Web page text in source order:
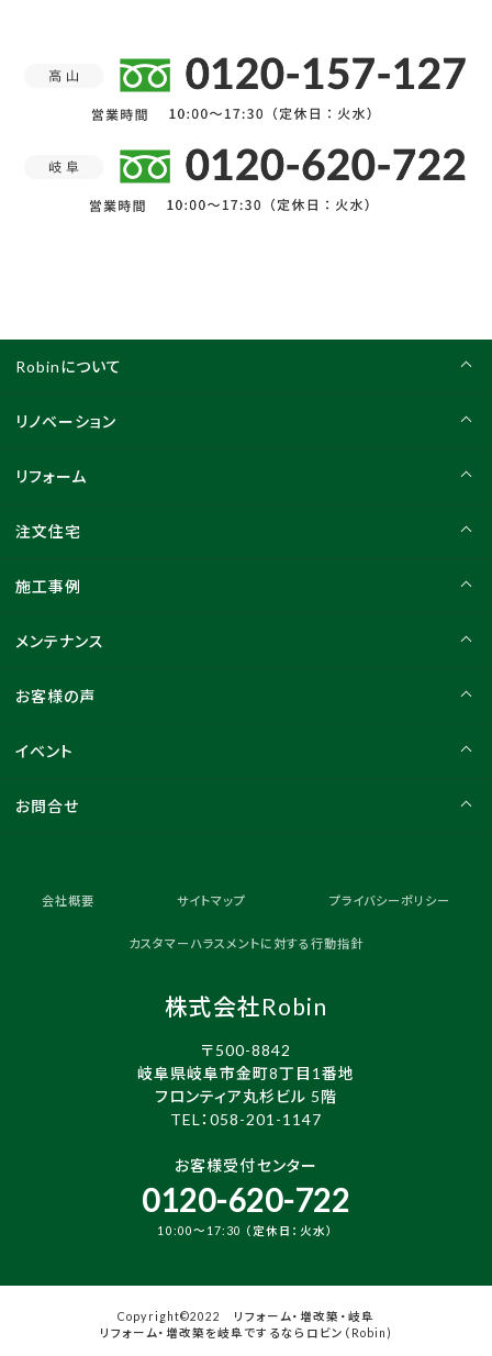
Robinについて
リノベーション
リフォーム
注文住宅
施工事例
メンテナンス
お客様の声
イベント
お問合せ
会社概要 サイトマップ プライバシーポリシー
カスタマーハラスメントに対する行動指針
株式会社Robin
〒500-8842
岐阜県岐阜市金町8丁目1番地
フロンティア丸杉ビル 5階
TEL： 058-201-1147
お客様受付センター
0120-620-722
10:00～17:30 （定休日：火水）
Copyright©2022 リフォーム・増改築・岐阜
リフォーム・増改築を岐阜でするならロビン（Robin)